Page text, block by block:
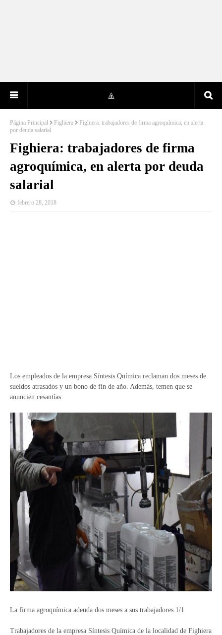
Página Principal Fighiera
Fighiera: trabajadores de firma agroquímica, en alerta
por deuda salarial
Fighiera: trabajadores de firma
agroquímica, en alerta por deuda
salarial
febrero 28, 2018
Los empleados de la empresa Síntesis Química reclaman dos meses de
sueldos atrasados y un bono de fin de año. Además, temen que se
anuncien cesantías
La firma agroquímica adeuda dos meses a sus trabajadores.1/1
Trabajadores de la empresa Síntesis Química de la localidad de Fighiera